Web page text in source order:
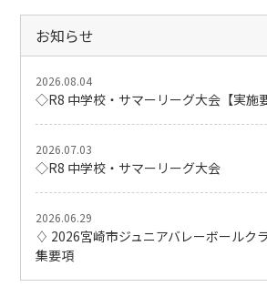
お知らせ
2026.08.04
◇R8 中学校・サマーリーグ大会【実施
2026.07.03
◇R8 中学校・サマーリーグ大会
2026.06.29
♢ 2026宮崎市ジュニアバレーボールク
集要項